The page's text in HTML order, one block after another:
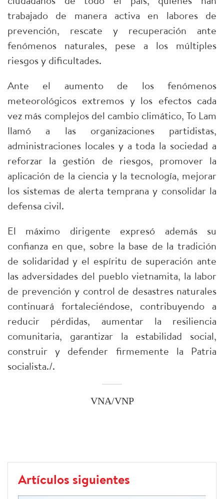
trabajado de manera activa en labores de
prevención, rescate y recuperación ante
fenómenos naturales, pese a los múltiples
riesgos y dificultades.
Ante el aumento de los fenómenos
meteorológicos extremos y los efectos cada
vez más complejos del cambio climático, To Lam
llamó a las organizaciones partidistas,
administraciones locales y a toda la sociedad a
reforzar la gestión de riesgos, promover la
aplicación de la ciencia y la tecnología, mejorar
los sistemas de alerta temprana y consolidar la
defensa civil.
El máximo dirigente expresó además su
confianza en que, sobre la base de la tradición
de solidaridad y el espíritu de superación ante
las adversidades del pueblo vietnamita, la labor
de prevención y control de desastres naturales
continuará fortaleciéndose, contribuyendo a
reducir pérdidas, aumentar la resiliencia
comunitaria, garantizar la estabilidad social,
construir y defender firmemente la Patria
socialista./.
VNA/VNP
Artículos siguientes